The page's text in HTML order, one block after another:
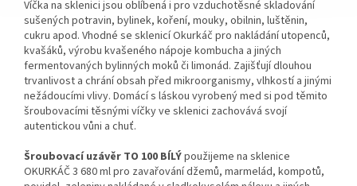
Víčka na sklenici jsou oblíbená i pro vzduchotěsné skladování
sušených potravin, bylinek, koření, mouky, obilnin, luštěnin,
cukru apod. Vhodné se sklenicí Okurkáč pro nakládání utopenců,
kvašáků, výrobu kvašeného nápoje kombucha a jiných
fermentovaných bylinných moků či limonád. Zajišťují dlouhou
trvanlivost a chrání obsah před mikroorganismy, vlhkostí a jinými
nežádoucími vlivy. Domácí s láskou vyrobený med si pod těmito
šroubovacími těsnými víčky ve sklenici zachovává svojí
autentickou vůni a chuť.
Šroubovací uzávěr TO 100 BÍLÝpoužijeme na sklenice
OKURKÁČ 3 680 ml pro zavařování džemů, marmelád, kompotů,